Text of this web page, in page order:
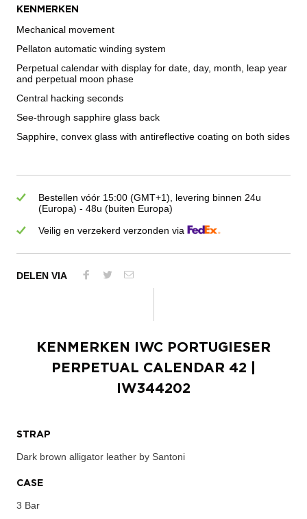
KENMERKEN
Mechanical movement
Pellaton automatic winding system
Perpetual calendar with display for date, day, month, leap year
and perpetual moon phase
Central hacking seconds
See-through sapphire glass back
Sapphire, convex glass with antireflective coating on both sides
Bestellen vóór 15:00 (GMT+1), levering binnen 24u
(Europa) - 48u (buiten Europa)
Veilig en verzekerd verzonden via
DELEN VIA
KENMERKEN
IWC PORTUGIESER
PERPETUAL CALENDAR 42
IW344202
STRAP
Dark brown alligator leather by Santoni
CASE
3 Bar